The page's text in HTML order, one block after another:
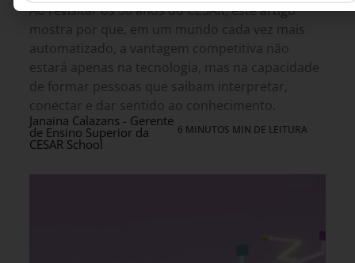
Ao revisitar os 30 anos do CESAR, este artigo
mostra por que, em um mundo cada vez mais
automatizado, a vantagem competitiva não
estará apenas na tecnologia, mas na capacidade
de formar pessoas que saibam interpretar,
conectar e dar sentido ao conhecimento.
Janaina Calazans - Gerente
de Ensino Superior da
CESAR School
6 MINUTOS MIN DE LEITURA